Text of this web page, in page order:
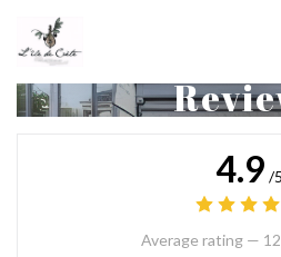
4.9 /5
Average rating —